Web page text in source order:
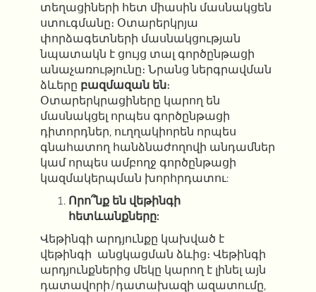
տեղացիների հետ միասին մասնակցեն
ստուգմանը։ Օտարերկրյա
փորձագետների մասնակցության
նպատակն է ցույց տալ գործընթացի
անաչառությունը։ Նրանց ներգրավման
ձևերը բազմազան են։
Օտարերկրացիները կարող են
մասնակցել որպես գործընթացի
դիտորդներ, ուղղակիորեն որպես
գնահատող հանձնաժողովի անդամներ
կամ որպես ամբողջ գործընթացի
կազմակերպման խորհրդատու:
Որո՞նք են վեթինգի
հետևանքները:
Վեթինգի արդյունքը կախված է
վեթինգի անցկացման ձևից։ Վեթինգի
արդյունքներից մեկը կարող է լինել այն
դատավորի/դատախազի ազատումը,